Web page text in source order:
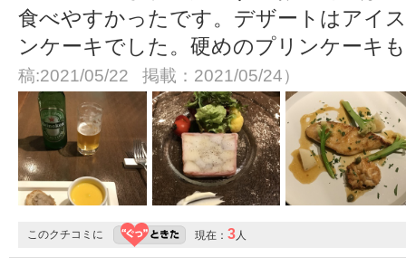
食べやすかったです。デザートはアイ
ンケーキでした。硬めのプリンケーキ
稿:2021/05/22 掲載：2021/05/24）
このクチコミに 現在： 3人